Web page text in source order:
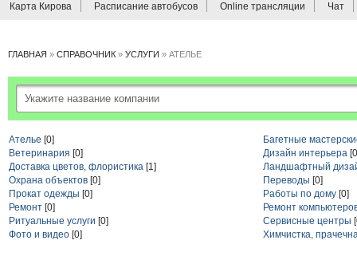
Карта Кирова Расписание автобусов Online трансляции Чат
ГЛАВНАЯ » СПРАВОЧНИК » УСЛУГИ » АТЕЛЬЕ
Ателье [0]
Багетные
Ветеринария [0] Дизайн интерьера
Доставка цветов, флористика [1]
Ландшафтный
Охрана объектов [0] Переводы [0]
Прокат одежды [0] Работы по дому [0]
Ремонт [0]
Ремонт
Ритуальные услуги [0] Сервисные центры
Фото и видео [0] Химчистка,